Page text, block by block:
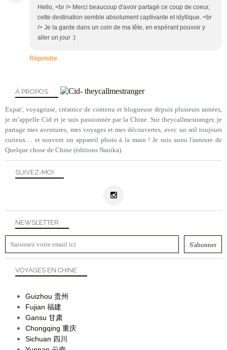
Hello, <br /> Merci beaucoup d'avoir partagé ce coup de coeur,
cette destination semble absolument captivante et idyllique. <br
/> Je la garde dans un coin de ma tête, en espérant pouvoir y
aller un jour :)
Répondre
NEWSLETTER
SUIVEZ-MOI
À PROPOS
Expat', voyageuse, créatrice de contenu et blogueuse depuis plusieurs années,
je m’appelle Cid et je suis passionnée par la Chine. Sur theycallmestranger, je
partage mes aventures, mes voyages et mes découvertes, avec un œil toujours
curieux… et souvent un appareil photo à la main ! Je suis aussi l'auteure de
Quelque chose de Chine (éditions Nanika).
VOYAGES EN CHINE
Guizhou 贵州
Fujian 福建
Gansu 甘肃
Chongqing 重庆
Sichuan 四川